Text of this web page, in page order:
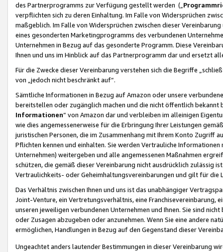
des Partnerprogramms zur Verfügung gestellt werden („
verpflichten sich zu deren Einhaltung. Im Falle von Widersprüchen
maßgeblich. Im Falle von Widersprüchen zwischen dieser
eines gesonderten Marketingprogramms des verbundenen
Unternehmen in Bezug auf das gesonderte Programm. Diese
Ihnen und uns im Hinblick auf das Partnerprogramm dar und ersetzt
Für die Zwecke dieser Vereinbarung verstehen sich die Begriffe
von „jedoch nicht beschränkt auf“.
Sämtliche Informationen in Bezug auf Amazon oder unsere
bereitstellen oder zugänglich machen und die nicht öffentlich
Informationen“ von Amazon dar und verbleiben im alleinigen
wie dies angemessenerweise für die Erbringung Ihrer Leistungen
juristischen Personen, die im Zusammenhang mit Ihrem Konto
Pflichten kennen und einhalten. Sie werden Vertrauliche
Unternehmen) weitergeben und alle angemessenen Maßnahmen
schützen, die gemäß dieser Vereinbarung nicht ausdrücklich zulässig
Vertraulichkeits- oder Geheimhaltungsvereinbarungen und gilt für die
Das Verhältnis zwischen Ihnen und uns ist das unabhängiger
Joint-Venture, ein Vertretungsverhältnis, eine Franchisevereinbarung,
unseren jeweiligen verbundenen Unternehmen und Ihnen. Sie sind
oder Zusagen abzugeben oder anzunehmen. Wenn Sie eine andere
ermöglichen, Handlungen in Bezug auf den Gegenstand dieser
Ungeachtet anders lautender Bestimmungen in dieser Vereinbarung